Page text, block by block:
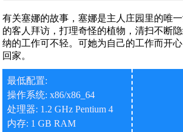
有关塞娜的故事，塞娜是主人庄园里的唯
的客人拜访，打理奇怪的植物，清扫不断
纳的工作可不轻。可她为自己的工作而开
回家。
最低配置:
操作系统: x86/x86_64
处理器: 1.2 GHz Pentium 4
内存: 1 GB RAM